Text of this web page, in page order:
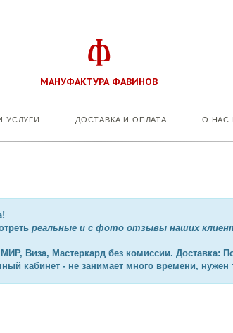
МАНУФАКТУРА ФАВИНОВ
УСЛУГИ ДОСТАВКА И ОПЛАТА О НАС
реальные и с фото отзывы наших
Виза, Мастеркард без комиссии. Доставка:
кабинет - не занимает много времени, нужен